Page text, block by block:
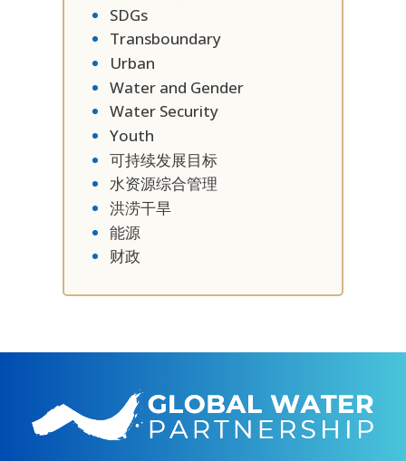
SDGs
Transboundary
Urban
Water and Gender
Water Security
Youth
可持续发展目标
水资源综合管理
洪涝干旱
能源
财政